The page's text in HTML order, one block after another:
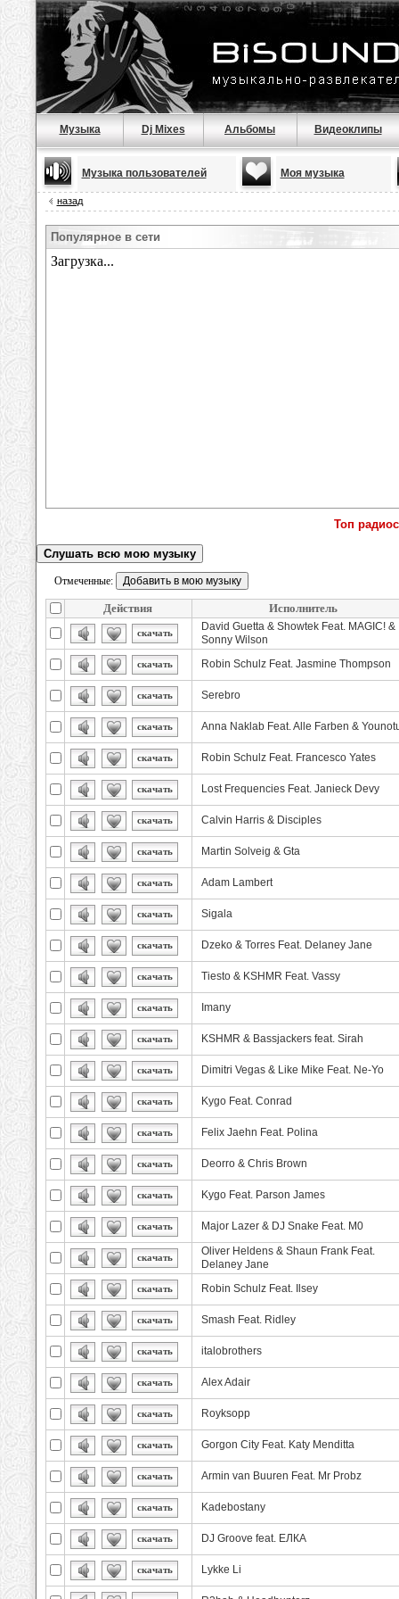
Музыка Dj Mixes Альбомы Видеоклипы
Музыка пользователей Моя музыка
назад
Популярное в сети
Топ
Слушать всю мою музыку
Отмеченные:
Действия Исполнитель
скачать
David Guetta & Showtek Feat. MAGIC! &
Sonny Wilson
скачать Robin Schulz Feat. Jasmine Thompson
скачать Serebro
скачать Anna Naklab Feat. Alle Farben &
скачать Robin Schulz Feat. Francesco Yates
скачать Lost Frequencies Feat. Janieck Devy
скачать Calvin Harris & Disciples
скачать Martin Solveig & Gta
скачать Adam Lambert
скачать Sigala
скачать Dzeko & Torres Feat. Delaney Jane
скачать Tiesto & KSHMR Feat. Vassy
скачать Imany
скачать KSHMR & Bassjackers feat. Sirah
скачать Dimitri Vegas & Like Mike Feat. Ne-Yo
скачать Kygo Feat. Conrad
скачать Felix Jaehn Feat. Polina
скачать Deorro & Chris Brown
скачать Kygo Feat. Parson James
скачать Major Lazer & DJ Snake Feat. M0
скачать
Oliver Heldens & Shaun Frank Feat.
Delaney Jane
скачать Robin Schulz Feat. Ilsey
скачать Smash Feat. Ridley
скачать italobrothers
скачать Alex Adair
скачать Royksopp
скачать Gorgon City Feat. Katy Menditta
скачать Armin van Buuren Feat. Mr Probz
скачать Kadebostany
скачать DJ Groove feat. ЕЛКА
скачать Lykke Li